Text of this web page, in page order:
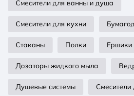
Смесители для ванны и душа
Смесители для кухни
Стаканы Полки Ершики
Дозаторы жидкого мыла
Душевые системы